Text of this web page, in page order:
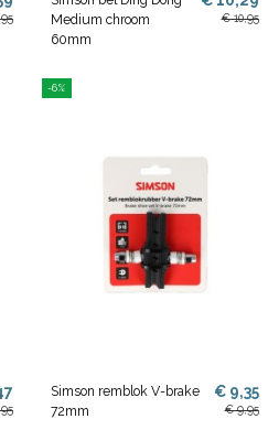
Medium chroom
60mm
€ 10,95
-6%
Simson remblok V-brake
72mm
€ 9,35
€ 9,95